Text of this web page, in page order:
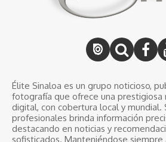
Élite Sinaloa es un grupo noticioso,
fotografía que ofrece una prestigiosa
digital, con cobertura local y mundial.
profesionales brinda información
destacando en noticias y
sofisticados. Manteniéndose siempre